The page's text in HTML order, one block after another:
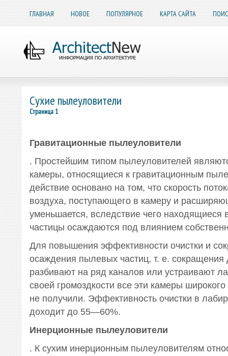
ГЛАВНАЯ НОВОЕ ПОПУЛЯРНОЕ КАРТА САЙТА
Сухие пылеуловители
Страница 1
Гравитационные пылеуловители
. Простейшим типом пылеуловителей
камеры, относящиеся к гравитационным
действие основано на том, что скорость
воздуха, поступающего в камеру и
уменьшается, вследствие чего находящиеся
частицы осаждаются под влиянием
Для повышения эффективности очистки и
осаждения пылевых частиц, т. е.
разбивают на ряд каналов или устраивают
своей громоздкости все эти камеры
не получили. Эффективность очистки в
доходит до 55—60%.
Инерционные пылеуловители
. К сухим инерционным пылеуловителям